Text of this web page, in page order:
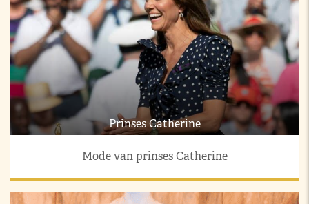
Prinses Catherine
Mode van prinses Catherine